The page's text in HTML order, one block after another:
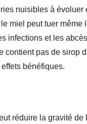
nuisibles à
miel peut tuer
infections et les
pas de sirop
bénéfiques.
réduire la gravité